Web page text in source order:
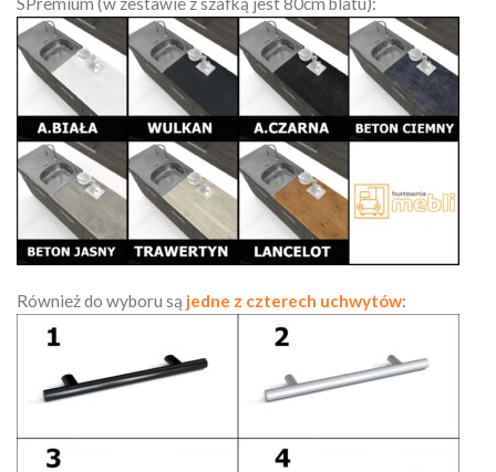
Również do wyboru są jedne z czterech uchwytów: